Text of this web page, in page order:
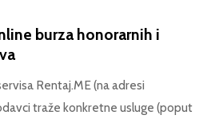
burza honorarnih i
Rentaj.ME (na adresi
traže konkretne usluge (poput